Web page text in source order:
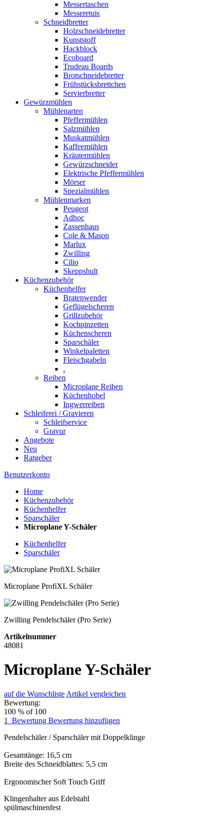
Messertaschen
Messeretuis
Schneidbretter
Holzschneidebretter
Kunststoff
Hackblock
Ecoboard
Trudeau Boards
Brotschneidebretter
Frühstücksbrettchen
Servierbretter
Gewürzmühlen
Mühlenarten
Pfeffermühlen
Salzmühlen
Muskatmühlen
Kaffeemühlen
Kräutermühlen
Gewürzschneider
Elektrische Pfeffermühlen
Mörser
Spezialmühlen
Mühlenmarken
Peugeot
Adhoc
Zassenhaus
Cole & Mason
Marlux
Zwilling
Cilio
Skeppshult
Küchenzubehör
Küchenhelfer
Bratenwender
Geflügelscheren
Grillzubehör
Kochpinzetten
Küchenscheren
Sparschäler
Winkelpaletten
Fleischgabeln
.
Reiben
Microplane Reiben
Küchenhobel
Ingwerreiben
Schleiferei / Gravieren
Schleifservice
Gravur
Angebote
Neu
Ratgeber
Benutzerkonto
Home
Küchenzubehör
Küchenhelfer
Sparschäler
Microplane Y-Schäler
Küchenhelfer
Sparschäler
Microplane ProfiXL Schäler
Zwilling Pendelschäler (Pro Serie)
Artikelnummer
48081
Microplane Y-Schäler
auf die Wunschliste Artikel vergleichen
Bewertung:
100 % of 100
1
Bewertung Bewertung hinzufügen
Pendelschäler / Sparschäler mit Doppelklinge
Gesamtänge: 16,5 cm
Breite des Schneidblattes: 5,5 cm
Ergonomischer Soft Touch Griff
Klingenhalter aus Edelstahl
spülmaschinenfest